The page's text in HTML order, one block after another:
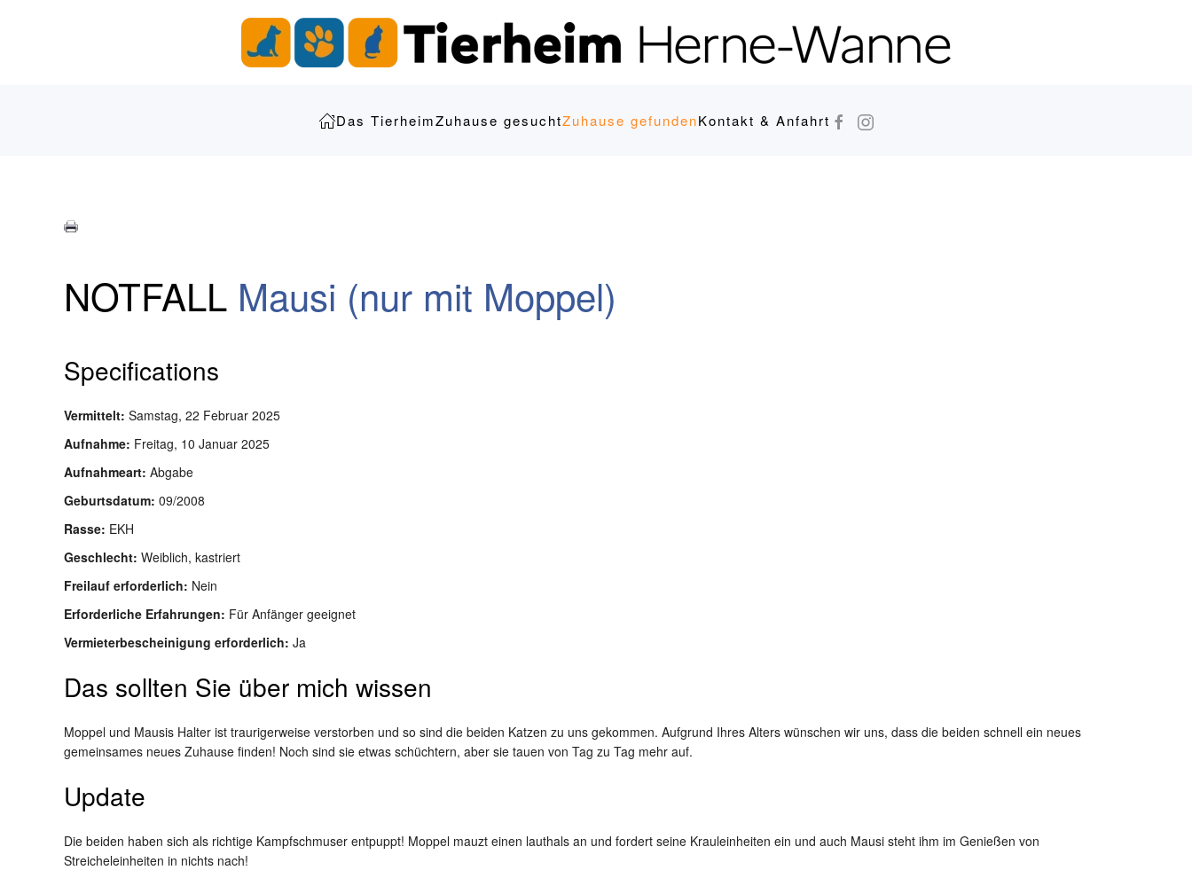
Das TierheimZuhause gesuchtZuhause gefundenKontakt & Anfahrt
NOTFALL Mausi (nur mit Moppel)
Specifications
Vermittelt: Samstag, 22 Februar 2025
Aufnahme: Freitag, 10 Januar 2025
Aufnahmeart: Abgabe
Geburtsdatum: 09/2008
Rasse: EKH
Geschlecht: Weiblich, kastriert
Freilauf erforderlich: Nein
Erforderliche Erfahrungen: Für Anfänger geeignet
Vermieterbescheinigung erforderlich: Ja
Das sollten Sie über mich wissen
Moppel und Mausis Halter ist traurigerweise verstorben und so sind die beiden Katzen zu uns gekommen. Aufgrund Ihres Alters wünschen wir uns, dass die beiden schnell ein neues
gemeinsames neues Zuhause finden! Noch sind sie etwas schüchtern, aber sie tauen von Tag zu Tag mehr auf.
Update
Die beiden haben sich als richtige Kampfschmuser entpuppt! Moppel mauzt einen lauthals an und fordert seine Krauleinheiten ein und auch Mausi steht ihm im Genießen von
Streicheleinheiten in nichts nach!